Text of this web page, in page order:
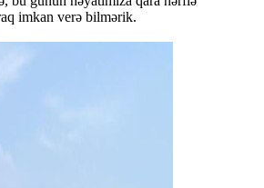
imkan verə bilmərik.